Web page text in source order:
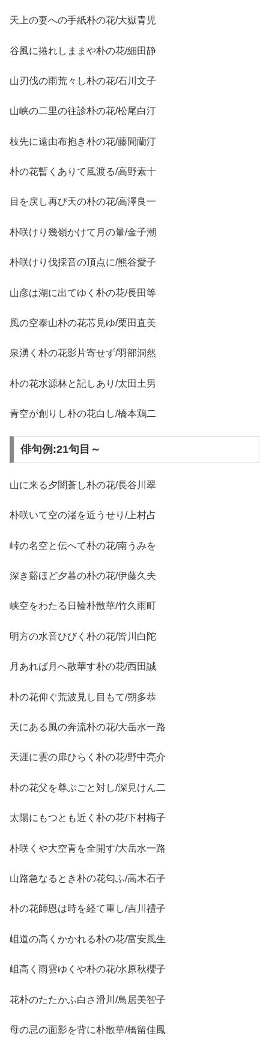
天上の妻への手紙朴の花/大嶽青児
谷風に捲れしままや朴の花/細田静
山刃伐の雨荒々し朴の花/石川文子
山峡の二里の往診朴の花/松尾白汀
枝先に遠由布抱き朴の花/藤間蘭汀
朴の花暫くありて風渡る/高野素十
目を戻し再び天の朴の花/高澤良一
朴咲けり幾嶺かけて月の暈/金子潮
朴咲けり伐採音の頂点に/熊谷愛子
山彦は湖に出てゆく朴の花/長田等
風の空泰山朴の花芯見ゆ/栗田直美
泉湧く朴の花影片寄せず/羽部洞然
朴の花水源林と記しあり/太田土男
青空が創りし朴の花白し/橋本鶏二
俳句例:21句目～
山に来る夕闇蒼し朴の花/長谷川翠
朴咲いて空の渚を近うせり/上村占
峠の名空と伝へて朴の花/南うみを
深き谿ほど夕暮の朴の花/伊藤久夫
峡空をわたる日輪朴散華/竹久雨町
明方の水音ひびく朴の花/皆川白陀
月あれば月へ散華す朴の花/西田誠
朴の花仰ぐ荒波見し目もて/朔多恭
天にある風の奔流朴の花/大岳水一路
天涯に雲の扉ひらく朴の花/野中亮介
朴の花父を尊ぶごと対し/深見けん二
太陽にもつとも近く朴の花/下村梅子
朴咲くや大空青を全開す/大岳水一路
山路急なるとき朴の花匂ふ/高木石子
朴の花師恩は時を経て重し/吉川禮子
岨道の高くかかれる朴の花/富安風生
岨高く雨雲ゆくや朴の花/水原秋櫻子
花朴のたたかふ白さ滑川/鳥居美智子
母の忌の面影を背に朴散華/橋留佳鳳